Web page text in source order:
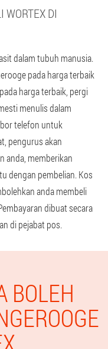
WORTEX DI
dalam tubuh manusia.
pada harga terbaik
harga terbaik, pergi
menulis dalam
telefon untuk
pengurus akan
anda, memberikan
dengan pembelian. Kos
anda membeli
dibuat secara
di pejabat pos.
BOLEH